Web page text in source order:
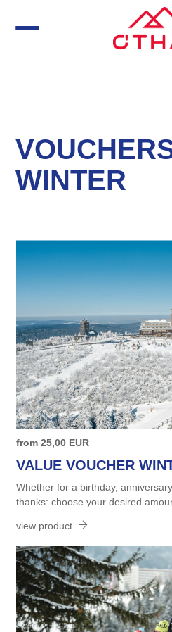
WINTER
from 25,00EUR
VALUE VOUCHER
Whether for a birthday,
thanks: choose your desired
view product